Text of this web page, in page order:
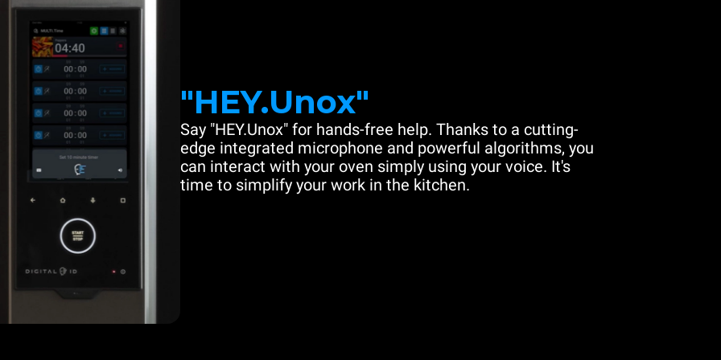
"HEY.Unox"
Say "HEY.Unox" for hands-free help. Thanks to a cutting-
edge integrated microphone and powerful algorithms, you
can interact with your oven simply using your voice. It's
time to simplify your work in the kitchen.